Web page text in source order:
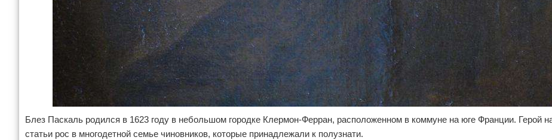
Блез Паскаль родился в 1623 году в небольшом городке Клермон-Ферран, расположенном в коммуне на юге Франции. Герой
статьи рос в многодетной семье чиновников, которые принадлежали к полузнати.